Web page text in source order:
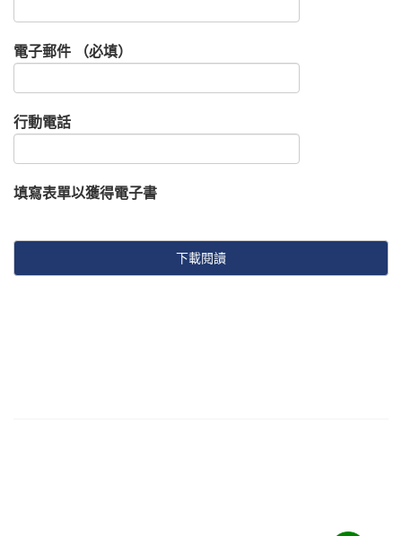
電子郵件 （必填）
行動電話
填寫表單以獲得電子書